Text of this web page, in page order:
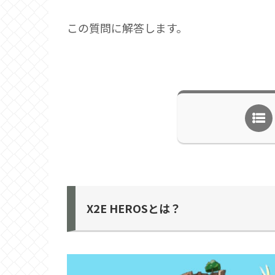
この質問に解答します。
X2E HEROSとは？